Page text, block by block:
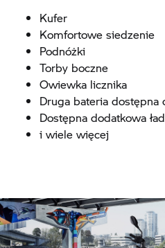
Kufer
Komfortowe siedzenie
Podnóżki
Torby boczne
Owiewka licznika
Druga bateria dostępna
Dostępna dodatkowa
i wiele więcej